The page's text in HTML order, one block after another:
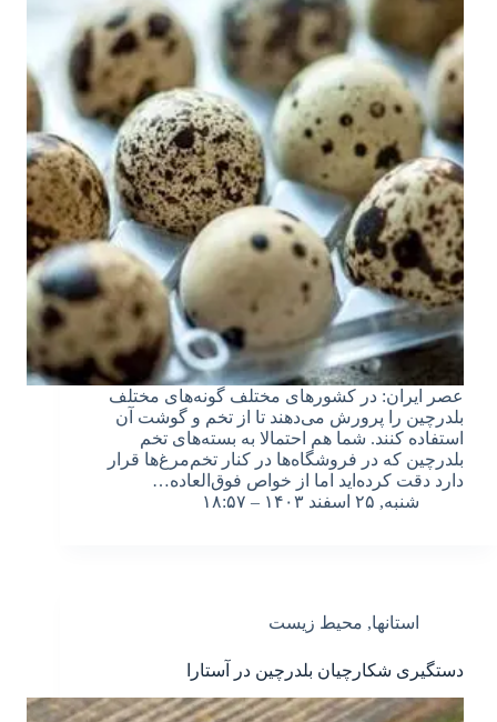
عصر ایران: در کشورهای مختلف گونه‌های مختلف
بلدرچین را پرورش می‌دهند تا از تخم و گوشت آن
استفاده کنند. شما هم احتمالا به بسته‌های تخم
بلدرچین که در فروشگاه‌ها در کنار تخم‌مرغ‌ها قرار
دارد دقت کرده‌اید اما از خواص فوق‌العاده…
شنبه, ۲۵ اسفند ۱۴۰۳ – ۱۸:۵۷
استانها, محیط زیست
دستگیری شکارچیان بلدرچین در آستارا